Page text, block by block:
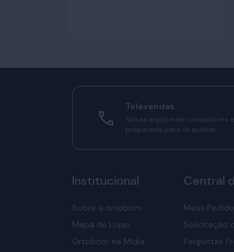
Televendas
Nossa equipe de consultores
preparada para te auxiliar.
Institucional
Sobre a ortobom
Mapa de Lojas
Ortobom na Mídia
Central
Meus
Solicitação
Perguntas